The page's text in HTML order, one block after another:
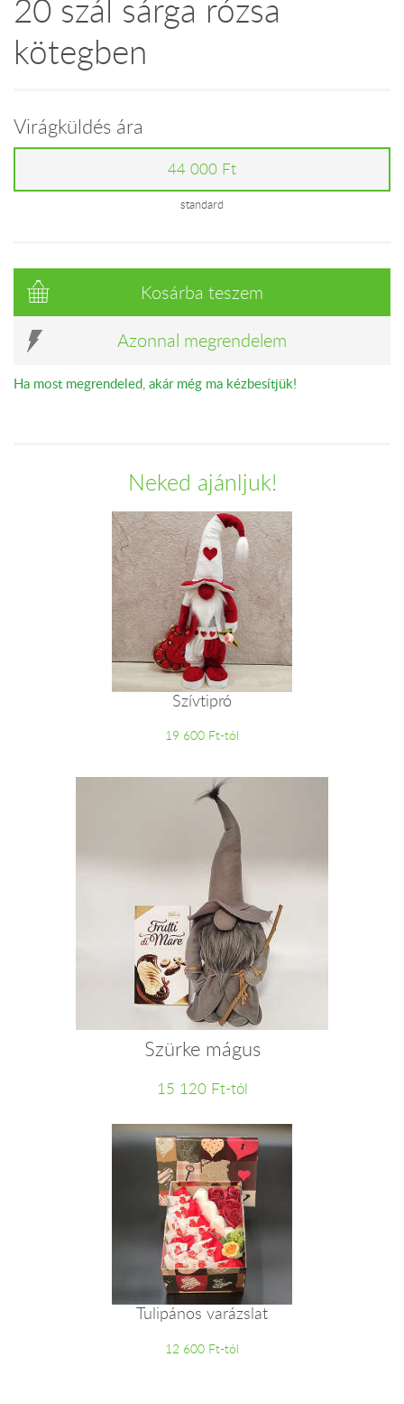
20 szál sárga rózsa
kötegben
Virágküldés ára
44 000 Ft
standard
Kosárba teszem
Azonnal megrendelem
Ha most megrendeled, akár még ma kézbesítjük!
Neked ajánljuk!
Szívtipró
19 600 Ft-tól
Szürke mágus
15 120 Ft-tól
Tulipános varázslat
12 600 Ft-tól